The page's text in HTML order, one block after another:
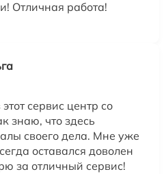
Отличная работа!
сервис центр со
знаю, что здесь
своего дела. Мне уже
оставался доволен
за отличный сервис!